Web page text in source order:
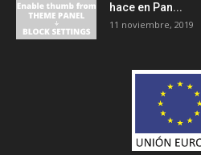
hace en Pan...
11 noviembre, 2019